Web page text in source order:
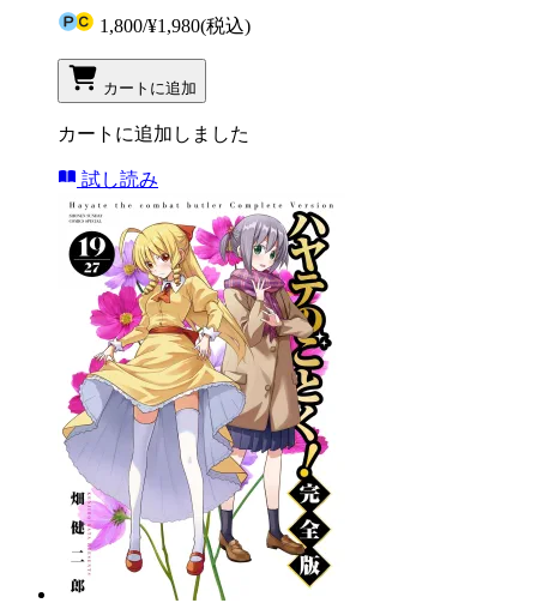
1,800/¥1,980(税込)
カートに追加
カートに追加しました
試し読み